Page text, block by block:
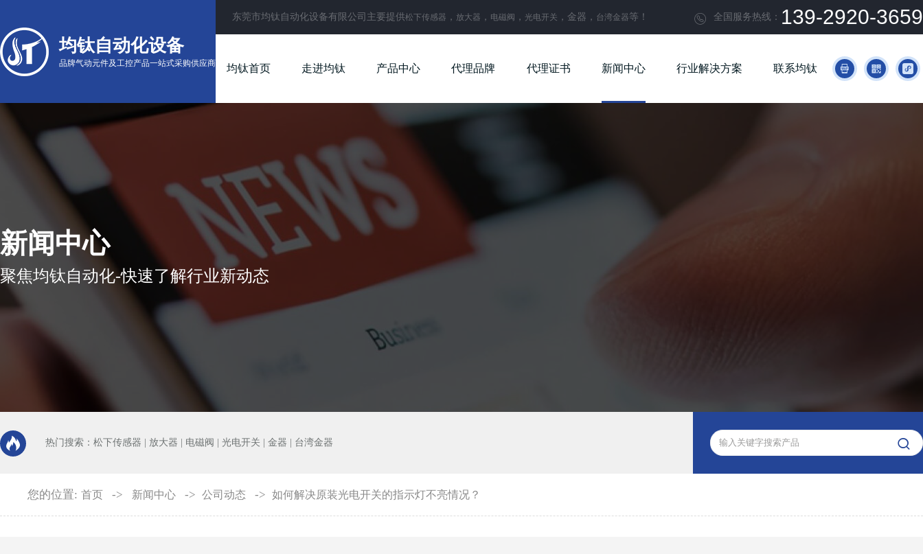
均钛自动化设备
品牌气动元件及工控产品一站式采购供应商
东莞市均钛自动化设备有限公司主要提供松下传感器 ， 放大器 ， 电磁阀 ， 光电开关 ，金器， 台湾金器等！  全国服务热线： 139-2920-3659
均钛首页 走进均钛 产品中心 代理品牌 代理证书 新闻中心 行业解决方案 联系均钛   
新闻中心
聚焦均钛自动化-快速了解行业新动态
热门搜索： 松下传感器 放大器 电磁阀 光电开关 金器 台湾金器 
您的位置: 首页 -> 新闻中心 -> 公司动态 -> 如何解决原装光电开关的指示灯不亮情况？